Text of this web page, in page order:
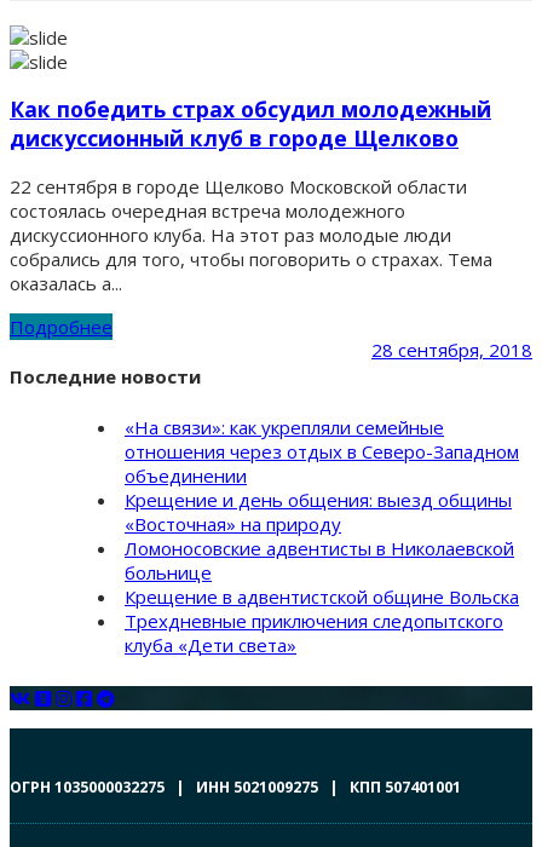
Как победить страх обсудил молодежный
дискуссионный клуб в городе Щелково
22 сентября в городе Щелково Московской области
состоялась очередная встреча молодежного
дискуссионного клуба. На этот раз молодые люди
собрались для того, чтобы поговорить о страхах. Тема
оказалась а...
Подробнее
28 сентября, 2018
Последние новости
«На связи»: как укрепляли семейные
отношения через отдых в Северо-Западном
объединении
Крещение и день общения: выезд общины
«Восточная» на природу
Ломоносовские адвентисты в Николаевской
больнице
Крещение в адвентистской общине Вольска
Трехдневные приключения следопытского
клуба «Дети света»
ОГРН 1035000032275 | ИНН 5021009275 | КПП 507401001